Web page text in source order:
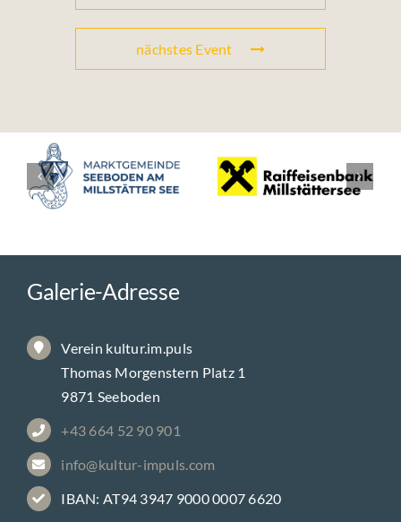
nächstes Event
Galerie-Adresse
Verein kultur.im.puls
Thomas Morgenstern Platz 1
9871 Seeboden
+43 664 52 90 901
info@kultur-impuls.com
IBAN: AT94 3947 9000 0007 6620